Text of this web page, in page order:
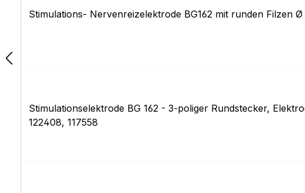
Stimulations- Nervenreizelektrode BG162 mit runden Filzen
Stimulationselektrode BG 162 - 3-poliger Rundstecker,
122408, 117558